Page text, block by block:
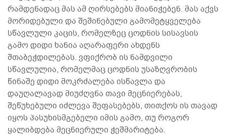
რამდენადაც მას ამ ღირსებებს მიანიჭებენ. მას აქვს
მორიდებული და შეშინებული გამომეტყველება
სწავლული კაცის, რომელზეც ცოდნის სისავსის
გამო დიდი ხანია აღარაფერი ახდენს
შთაბეჭდილებას. ვფიქრობ ის ნამდვილი
სწავლულია, რომელმაც ცოდნის უსაზღვრობის
წინაშე დიდი მოკრძალება ისწავლა და
დაუღალავად მიუძღვნა თავი მეცნიერებას,
შეწუხებული იძლევა შეფასებებს, თითქოს ის თავად
იყოს პასუხისმგებელი იმის გამო, თუ როგორ
ყალიბდება მეცნიერული ჭეშმარიტება.